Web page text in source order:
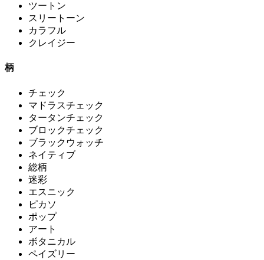
ツートン
スリートーン
カラフル
クレイジー
柄
チェック
マドラスチェック
タータンチェック
ブロックチェック
ブラックウォッチ
ネイティブ
総柄
迷彩
エスニック
ピカソ
ポップ
アート
ボタニカル
ペイズリー